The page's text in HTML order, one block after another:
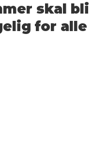
skal bli
for alle